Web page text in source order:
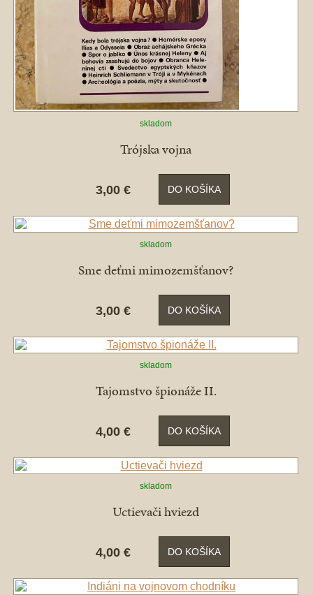
skladom
Trójska vojna
3,00 € DO KOŠÍKA
skladom
Sme deťmi mimozemšťanov?
3,00 € DO KOŠÍKA
skladom
Tajomstvo špionáže II.
4,00 € DO KOŠÍKA
skladom
Uctievači hviezd
4,00 € DO KOŠÍKA